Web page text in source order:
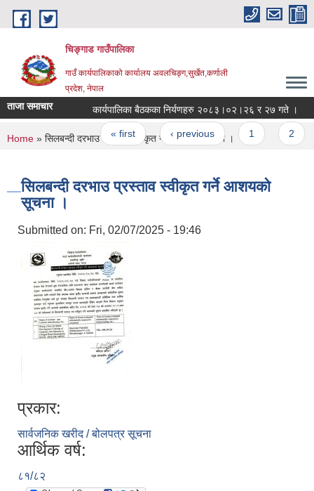
Skip to main content
चिङ्गाड गाउँपालिका
गाउँ कार्यपालिकाको कार्यालय अवलचिङ्ग,सुर्खेत,कर्णाली
प्रदेश, नेपाल
ताजा समाचार कार्यपालिका बैठकका निर्यणहरु २०८३।०२।२६ र २७ गते ।
Pages
« first ‹ previous 1
You are here
Home » सिलबन्दी दरभाउ प्रस्ताव स्वीकृत गर्ने आशयको सूचना ।
सिलबन्दी दरभाउ प्रस्ताव स्वीकृत गर्ने आशयको
सूचना ।
Submitted on: Fri, 02/07/2025 - 19:46
प्रकार:
सार्वजनिक खरीद / बोलपत्र सूचना
आर्थिक वर्ष:
८१/८२